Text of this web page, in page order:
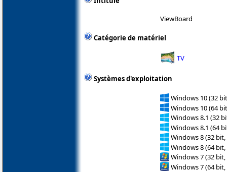
ViewBoard
Catégorie de matériel
TV
Systèmes d'exploitation
Windows 10 (32
Windows 10 (64
Windows 8.1 (32
Windows 8.1 (64
Windows 8 (32 bit,
Windows 8 (64 bit,
Windows 7 (32 bit,
Windows 7 (64 bit,